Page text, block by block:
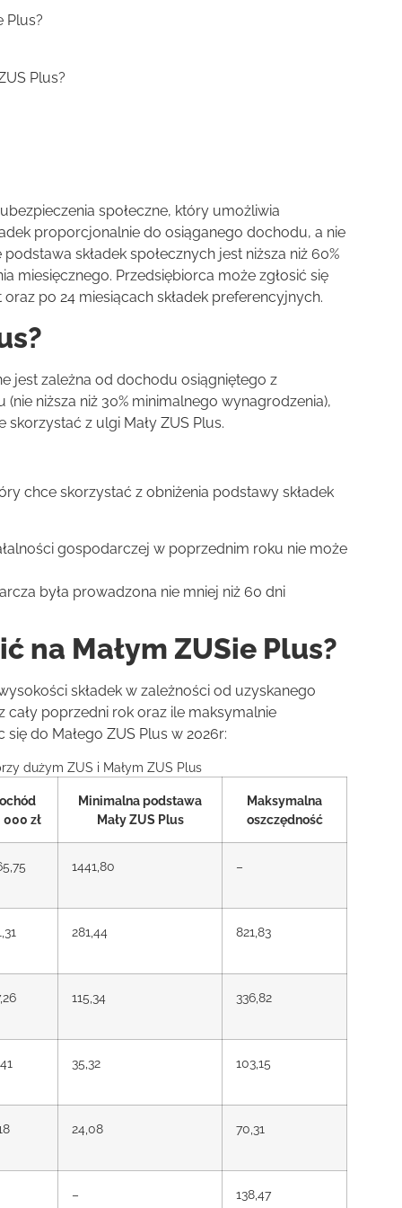
Plus?
Plus?
społeczne, który umożliwia
proporcjonalnie do osiąganego dochodu, a nie
składek społecznych jest niższa niż 60%
miesięcznego. Przedsiębiorca może zgłosić się
po 24 miesiącach składek preferencyjnych.
jest zależna od dochodu osiągniętego z
niższa niż 30% minimalnego wynagrodzenia),
z ulgi Mały ZUS Plus.
chce skorzystać z obniżenia podstawy składek
gospodarczej w poprzednim roku nie może
była prowadzona nie mniej niż 60 dni
na Małym ZUSie Plus?
składek w zależności od uzyskanego
poprzedni rok oraz ile maksymalnie
do Małego ZUS Plus w 2026r:
dużym ZUS i Małym ZUS Plus
000 zł
Minimalna podstawa
Mały ZUS Plus
Maksymalna
oszczędność
1441,80 –
281,44 821,83
115,34 336,82
35,32 103,15
24,08 70,31
– 138,47